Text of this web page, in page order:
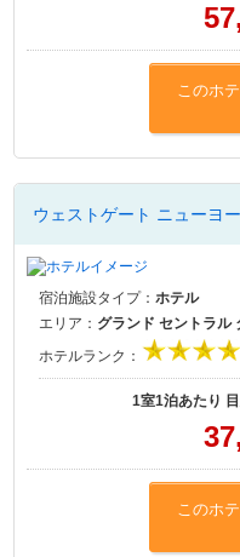
このホ
ウェストゲート ニューヨ
宿泊施設タイプ：ホテル
エリア： グランド セントラル
ホテルランク：
1室1泊あたり
このホ